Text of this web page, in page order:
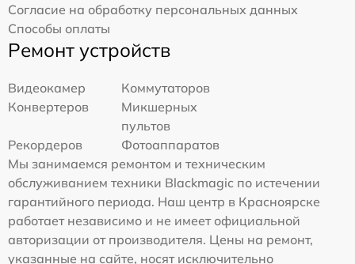
Согласие на обработку персональных данных
Способы оплаты
Ремонт устройств
Видеокамер
Коммутаторов
Конвертеров
Микшерных
пультов
Рекордеров
Фотоаппаратов
Мы занимаемся ремонтом и техническим
обслуживанием техники Blackmagic по истечении
гарантийного периода. Наш центр в Красноярске
работает независимо и не имеет официальной
авторизации от производителя. Цены на ремонт,
указанные на сайте, носят исключительно